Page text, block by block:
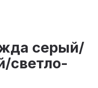
серый/
светло-